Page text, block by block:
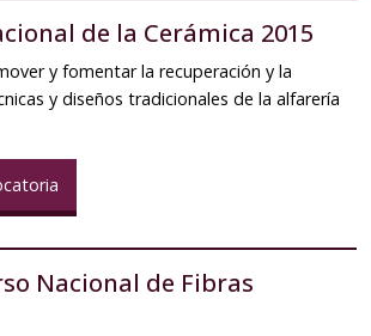
de la Cerámica 2015
y fomentar la recuperación y la
y diseños tradicionales de la alfarería
Nacional de Fibras